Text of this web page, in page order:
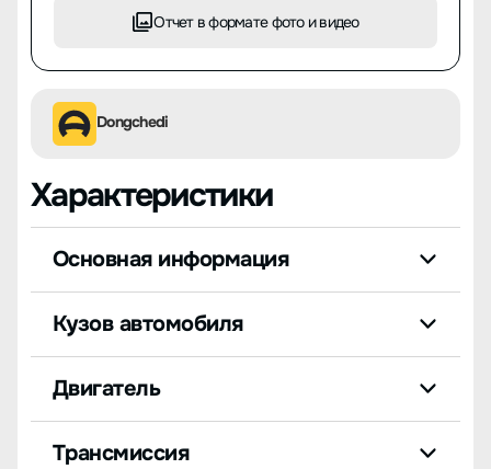
Отчет в формате фото и видео
Dongchedi
Характеристики
Основная информация
Кузов автомобиля
Двигатель
Трансмиссия